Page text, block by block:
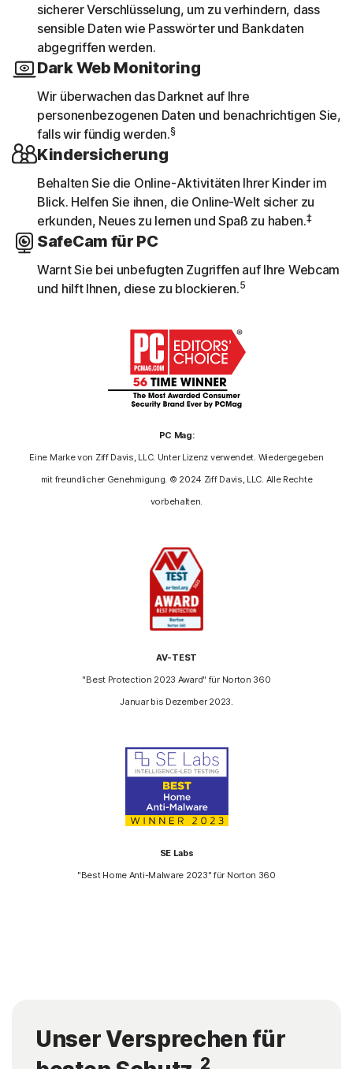
sicherer Verschlüsselung, um zu verhindern, dass
sensible Daten wie Passwörter und Bankdaten
abgegriffen werden.
Dark Web Monitoring
Wir überwachen das Darknet auf Ihre
personenbezogenen Daten und benachrichtigen Sie,
falls wir fündig werden.§
Kindersicherung
Behalten Sie die Online-Aktivitäten Ihrer Kinder im
Blick. Helfen Sie ihnen, die Online-Welt sicher zu
erkunden, Neues zu lernen und Spaß zu haben.‡
SafeCam für PC
Warnt Sie bei unbefugten Zugriffen auf Ihre Webcam
und hilft Ihnen, diese zu blockieren.5
PC Mag:
Eine Marke von Ziff Davis, LLC. Unter Lizenz verwendet. Wiedergegeben
mit freundlicher Genehmigung. © 2024 Ziff Davis, LLC. Alle Rechte
vorbehalten.
AV-TEST
"Best Protection 2023 Award" für Norton 360
Januar bis Dezember 2023.
SE Labs
"Best Home Anti-Malware 2023" für Norton 360
Unser Versprechen für
2